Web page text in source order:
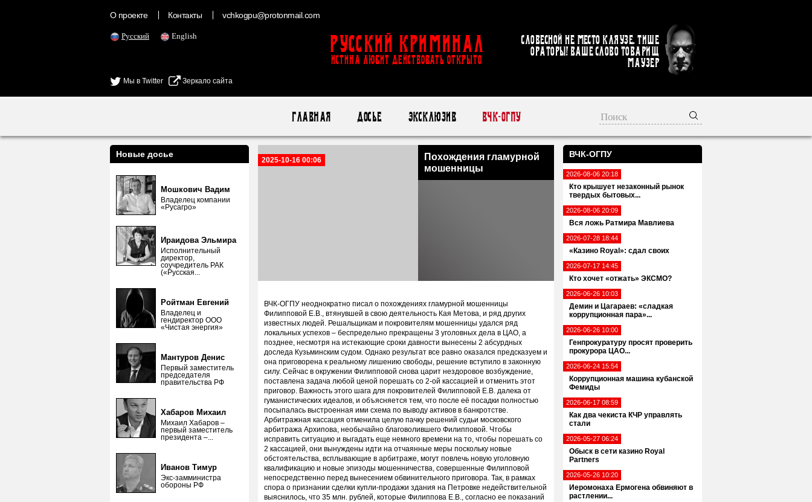
О проекте Контакты vchkogpu@protonmail.com
Русский English
Мы в Twitter Зеркало сайта
Русский Криминал
ИСТИНА ЛЮБИТ ДЕЙСТВОВАТЬ ОТКРЫТО
Словесной не место кляузе. Тише
ораторы! Ваше слово товарищ
Маузер
Главная Досье Эксклюзив ВЧК-ОГПУ
ВЧК-ОГПУ
2026-08-06 20:18
Кто крышует незаконный рынок
твердых бытовых...
2026-08-06 20:09
Вся ложь Ратмира Мавлиева
2026-07-28 18:44
«Казино Royal»: сдал своих
2026-07-17 14:45
Кто хочет «отжать» ЭКСМО?
2026-06-26 10:03
Демин и Цагараев: «сладкая
коррупционная пара»...
2026-06-26 10:00
Генпрокуратуру просят проверить
прокурора ЦАО...
2026-06-24 15:54
Коррупционная машина кубанской
Фемиды
2026-06-17 08:59
Как два чекиста КЧР управлять
стали
2026-05-27 06:24
Обыск в сети казино Royal
Partners
2026-05-26 10:20
Иеромонаха Ермогена обвиняют в
растлении...
Новые досье
Мошкович Вадим
Владелец компании
«Русагро»
Ираидова Эльмира
Исполнительный
директор,
соучредитель РАК
(«Русская...
Ройтман Евгений
Владелец и
гендиректор ООО
«Чистая энергия»
Мантуров Денис
Первый заместитель
председателя
правительства РФ
Хабаров Михаил
Михаил Хабаров –
первый заместитель
президента –...
Иванов Тимур
Экс-замминистра
обороны РФ
2025-10-16 00:06
Похождения гламурной
мошенницы
ВЧК-ОГПУ неоднократно писал о похождениях гламурной мошенницы
Филипповой Е.В., втянувшей в свою деятельность Кая Метова, и ряд других
известных людей. Решальщикам и покровителям мошенницы удался ряд
локальных успехов – беспредельно прекращены 3 уголовных дела в ЦАО, а
позднее, несмотря на истекающие сроки давности вынесены 2 абсурдных
доследа Кузьминским судом. Однако результат все равно оказался предсказуем и
она приговорена к реальному лишению свободы, решение вступило в законную
силу. Сейчас в окружении Филипповой снова царит нездоровое возбуждение,
поставлена задача любой ценой порешать со 2-ой кассацией и отменить этот
приговор. Важность этого шага для покровителей Филипповой Е.В. далека от
гуманистических идеалов, и объясняется тем, что после её посадки полностью
посыпалась выстроенная ими схема по выводу активов в банкротстве.
Арбитражная кассация отменила целую пачку решений судьи московского
арбитража Архипова, необычайно благоволившего Филипповой. Чтобы
исправить ситуацию и выгадать еще немного времени на то, чтобы порешать со
2 кассацией, они вынуждены идти на отчаянные меры поскольку новые
обстоятельства, всплывающие в арбитраже, могут повлечь новую уголовную
квалификацию и новые эпизоды мошенничества, совершенные Филипповой
непосредственно перед вынесением обвинительного приговора. Так, в рамках
спора о признании сделки купли-продажи здания на Петровке недействительной
выяснилось, что 35 млн. рублей, которые Филиппова Е.В., согласно ее показаний